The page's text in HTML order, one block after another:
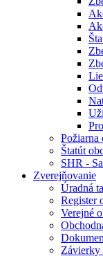
Požiarna
Štatút
SHR -
Zverejňovanie
Úradná
Register
Verejné
Závierky